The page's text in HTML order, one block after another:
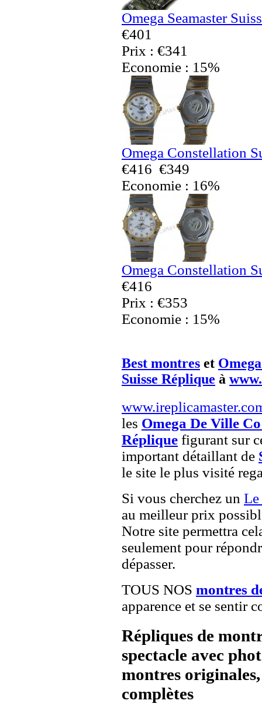
Omega Seamaster
€401
Prix : €341
Economie : 15%
Omega Constellation
€416 €349
Economie : 16%
Omega Constellation
€416
Prix : €353
Economie : 15%
Best montres et
Suisse Réplique à
les Omega De Ville
Réplique figurant sur
important détaillant de
le site le plus visité
Si vous cherchez un Le
au meilleur prix
Notre site permettra
seulement pour
dépasser.
TOUS NOS montres
apparence et se sentir
Répliques de
spectacle avec
montres
complètes